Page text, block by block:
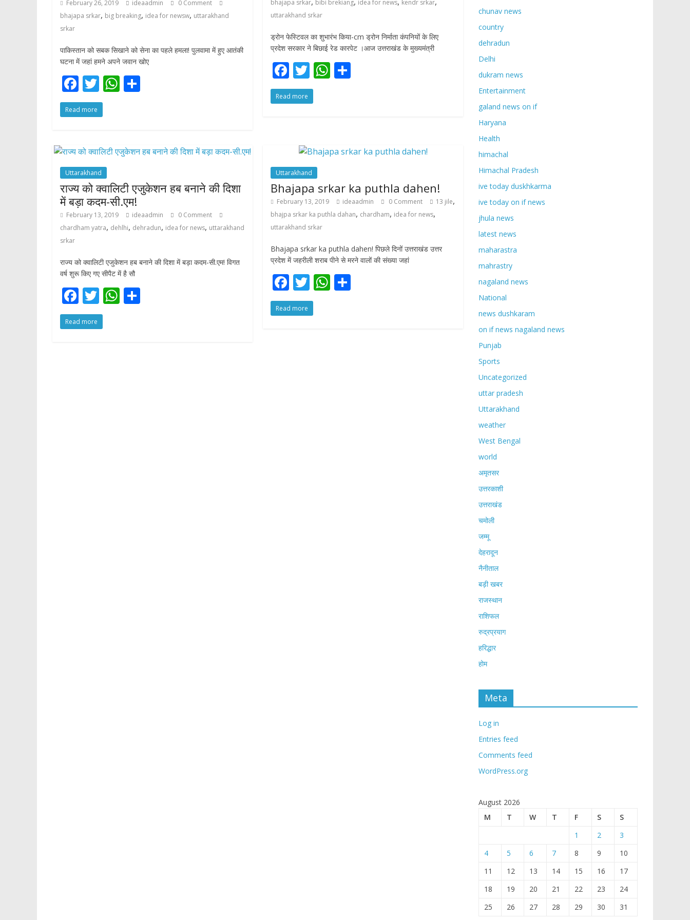
February 26, 2019 ideaadmin
0 Comment
bhajapa srkar, big breaking, idea for newsw, uttarakhand
srkar
पाकिस्तान को सबक सिखाने को सेना का पहले हमला! पुलवामा में हुए आतंकी
घटना में जहां हमने अपने जवान खोए
F
ac
e
o
o
k
T
w
itt
W
A
p
Read more
bhajapa srkar bibi brekiang idea for news kendr srkar
uttarakhand srkar
ड्रोन फेस्टिवल का शुभारंभ किया-cm ड्रोन निर्माता कंपनियों के लिए
प्रदेश सरकार ने बिछाई रेड कारपेट ।आज उत्तराखंड के मुख्यमंत्री
F
ac
e
o
k
T
w
itt
W
p
Read more
Uttarakhand
राज्य को क्वालिटी एजुकेशन हब बनाने की दिशा
में बड़ा कदम-सी.एम!
February 13, 2019 ideaadmin
0 Comment
chardham yatra, dehlhi, dehradun, idea for news, uttarakhand
srkar
राज्य को क्वालिटी एजुकेशन हब बनाने की दिशा में बड़ा कदम-सी.एम! विगत
वर्ष शुरू किए गए सीपैट में है सौ
F
ac
e
T
w
itt
W
Read more
Uttarakhand
Bhajapa srkar ka puthla dahen!
February 13, 2019 ideaadmin 0 Comment 13 jile,
bhajpa srkar ka puthla dahan, chardham, idea for news,
uttarakhand srkar
Bhajapa srkar ka puthla dahen! पिछले दिनों उत्तराखंड उत्तर
प्रदेश में जहरीली शराब पीने से मरने वालों की संख्या जहां
F
ac
e
T
w
itt
W
Read more
chunav news
country
dehradun
Delhi
dukram news
Entertainment
galand news on if
Haryana
Health
himachal
Himachal Pradesh
ive today duskhkarma
ive today on if news
jhula news
latest news
maharastra
mahrastry
nagaland news
National
news dushkaram
on if news nagaland news
Punjab
Sports
Uncategorized
uttar pradesh
Uttarakhand
weather
West Bengal
world
अमृतसर
उत्तरकाशी
उत्तराखंड
चमोली
जम्मू
देहरादून
नैनीताल
बड़ी खबर
राजस्थान
राशिफल
रुद्रप्रयाग
हरिद्धार
होम
Meta
Log in
Entries feed
Comments feed
WordPress.org
August 2026
M
T W T F S
S
1
2
3
4
5 6 7 8 9
10
11
12 13 14 15 16
17
18
19 20 21 22 23
24
25
26 27 28 29 30 31